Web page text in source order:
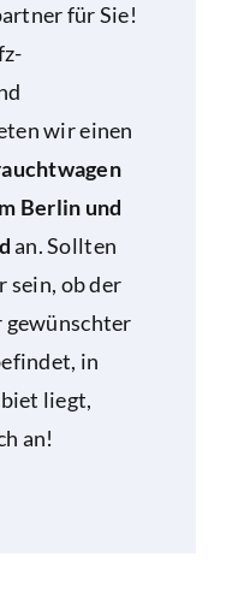
für Sie!
wir einen
Berlin und
an. Sollten
sein, ob der
gewünschter
in
liegt,
an!